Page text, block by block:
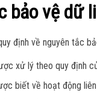
bảo vệ dữ
định về nguyên tắc
xử lý theo quy định
biết về hoạt động